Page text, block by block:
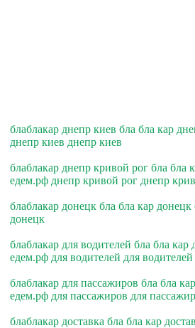
блаблакар днепр киев бла бла кар
днепр киев днепр киев
блаблакар днепр кривой рог бла бла
едем.рф днепр кривой рог днепр
блаблакар донецк бла бла кар
донецк
блаблакар для водителей бла бла кар
едем.рф для водителей для водителей
блаблакар для пассажиров бла бла
едем.рф для пассажиров для
блаблакар доставка бла бла кар